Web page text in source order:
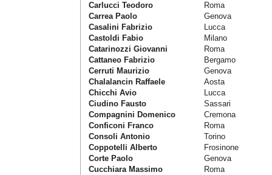
Carlucci Teodoro
Roma
Carrea Paolo
Genova
Casalini Fabrizio
Lucca
Castoldi Fabio
Milano
Catarinozzi Giovanni
Roma
Cattaneo Fabrizio
Bergamo
Cerruti Maurizio
Genova
Chalalancin Raffaele
Aosta
Chicchi Avio
Lucca
Ciudino Fausto
Sassari
Compagnini Domenico
Cremona
Conficoni Franco
Roma
Consoli Antonio
Torino
Coppotelli Alberto
Frosinone
Corte Paolo
Genova
Cucchiara Massimo
Roma